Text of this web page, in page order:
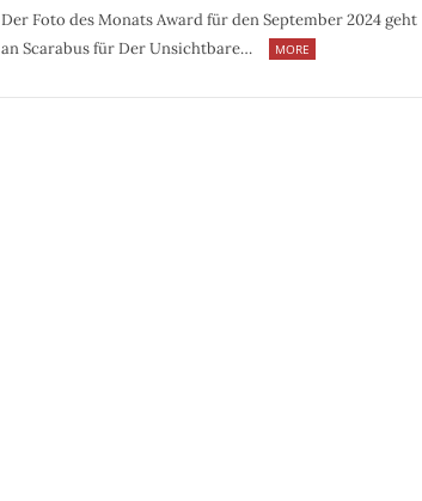
Der Foto des Monats Award für den September 2024 geht
an Scarabus für Der Unsichtbare…
MORE